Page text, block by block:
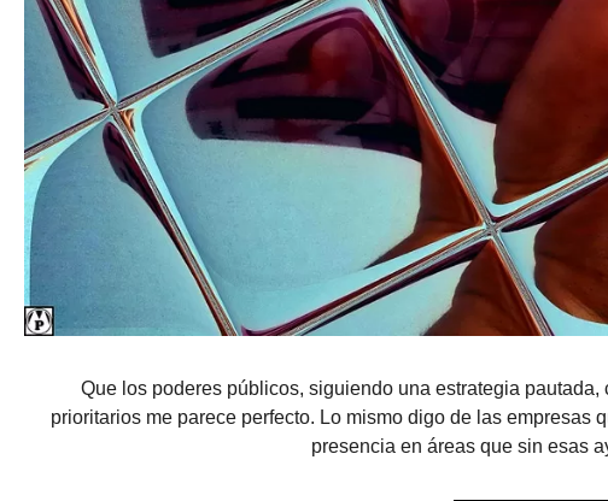
Que los poderes públicos, siguiendo una estrategia
prioritarios me parece perfecto. Lo mismo digo de las empresas
presencia en áreas que sin esas